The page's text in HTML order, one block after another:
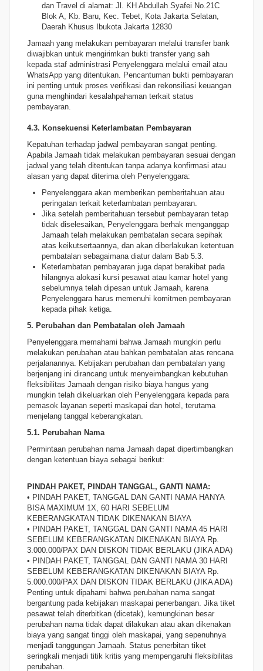
dan Travel di alamat: Jl. KH Abdullah Syafei No.21C
Blok A, Kb. Baru, Kec. Tebet, Kota Jakarta Selatan,
Daerah Khusus Ibukota Jakarta 12830
Jamaah yang melakukan pembayaran melalui transfer bank
diwajibkan untuk mengirimkan bukti transfer yang sah
kepada staf administrasi Penyelenggara melalui email atau
WhatsApp yang ditentukan. Pencantuman bukti pembayaran
ini penting untuk proses verifikasi dan rekonsiliasi keuangan
guna menghindari kesalahpahaman terkait status
pembayaran.
4.3. Konsekuensi Keterlambatan Pembayaran
Kepatuhan terhadap jadwal pembayaran sangat penting.
Apabila Jamaah tidak melakukan pembayaran sesuai dengan
jadwal yang telah ditentukan tanpa adanya konfirmasi atau
alasan yang dapat diterima oleh Penyelenggara:
Penyelenggara akan memberikan pemberitahuan atau
peringatan terkait keterlambatan pembayaran.
Jika setelah pemberitahuan tersebut pembayaran tetap
tidak diselesaikan, Penyelenggara berhak menganggap
Jamaah telah melakukan pembatalan secara sepihak
atas keikutsertaannya, dan akan diberlakukan ketentuan
pembatalan sebagaimana diatur dalam Bab 5.3.
Keterlambatan pembayaran juga dapat berakibat pada
hilangnya alokasi kursi pesawat atau kamar hotel yang
sebelumnya telah dipesan untuk Jamaah, karena
Penyelenggara harus memenuhi komitmen pembayaran
kepada pihak ketiga.
5. Perubahan dan Pembatalan oleh Jamaah
Penyelenggara memahami bahwa Jamaah mungkin perlu
melakukan perubahan atau bahkan pembatalan atas rencana
perjalanannya. Kebijakan perubahan dan pembatalan yang
berjenjang ini dirancang untuk menyeimbangkan kebutuhan
fleksibilitas Jamaah dengan risiko biaya hangus yang
mungkin telah dikeluarkan oleh Penyelenggara kepada para
pemasok layanan seperti maskapai dan hotel, terutama
menjelang tanggal keberangkatan.
5.1. Perubahan Nama
Permintaan perubahan nama Jamaah dapat dipertimbangkan
dengan ketentuan biaya sebagai berikut:
PINDAH PAKET, PINDAH TANGGAL, GANTI NAMA:
• PINDAH PAKET, TANGGAL DAN GANTI NAMA HANYA
BISA MAXIMUM 1X, 60 HARI SEBELUM
KEBERANGKATAN TIDAK DIKENAKAN BIAYA
• PINDAH PAKET, TANGGAL DAN GANTI NAMA 45 HARI
SEBELUM KEBERANGKATAN DIKENAKAN BIAYA Rp.
3.000.000/PAX DAN DISKON TIDAK BERLAKU (JIKA ADA)
• PINDAH PAKET, TANGGAL DAN GANTI NAMA 30 HARI
SEBELUM KEBERANGKATAN DIKENAKAN BIAYA Rp.
5.000.000/PAX DAN DISKON TIDAK BERLAKU (JIKA ADA)
Penting untuk dipahami bahwa perubahan nama sangat
bergantung pada kebijakan maskapai penerbangan. Jika tiket
pesawat telah diterbitkan (dicetak), kemungkinan besar
perubahan nama tidak dapat dilakukan atau akan dikenakan
biaya yang sangat tinggi oleh maskapai, yang sepenuhnya
menjadi tanggungan Jamaah. Status penerbitan tiket
seringkali menjadi titik kritis yang mempengaruhi fleksibilitas
perubahan.